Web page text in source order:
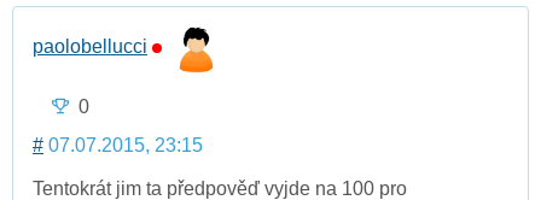
paolobellucci
0
# 07.07.2015, 23:15
Tentokrát jim ta předpověď vyjde na 100 pro